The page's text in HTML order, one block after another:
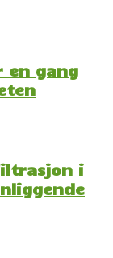
en gang
i